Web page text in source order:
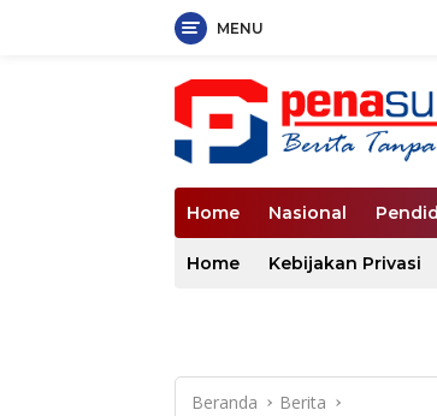
MENU
Home Nasional
Home Kebijakan Privasi
Beranda Berita